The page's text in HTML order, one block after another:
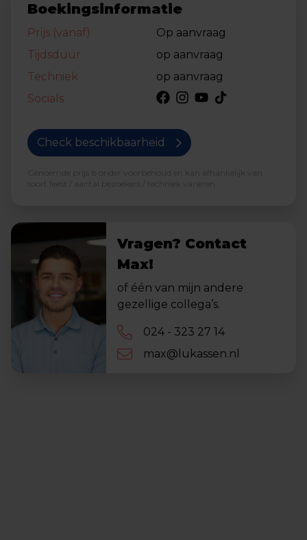
Boekingsinformatie
Prijs (vanaf)
Op aanvraag
Tijdsduur
op aanvraag
Techniek
op aanvraag
Socials
Check beschikbaarheid
Genoemde prijs is onder voorbehoud en kan afhankelijk van
soort feest / aantal bezoekers / techniek variëren.
Vragen? Contact
Max!
of één van mijn andere
gezellige collega’s.
024 - 323 27 14
max@lukassen.nl